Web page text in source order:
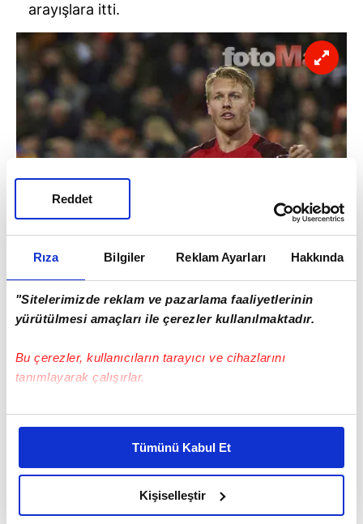
Rıza Bilgiler Reklam Ayarları Hakkında
"Sitelerimizde reklam ve pazarlama faaliyetlerinin
yürütülmesi amaçları ile çerezler kullanılmaktadır.
Bu çerezler, kullanıcıların tarayıcı ve cihazlarını
tanımlayarak çalışırlar.
Bu çerezlere izin vermeniz halinde sizlere özel
daha iyi reklam deneyimi yaşatabiliriz. Bunu yaparken
amacımızın size daha iyi bir reklam deneyimi sunmak
olduğunu ve sizlere en iyi içerikleri sunabilmek adına
elimizden gelen çabayı gösterdiğimizi ve bu noktada,
Tümünü Kabul Et
Kişiselleştir
Reddet
arayışlara itti.
yoklayan Fenerbahçeli kurmaylar oyuncuyu
kiralık olarak kadrosuna katmak istiyor.